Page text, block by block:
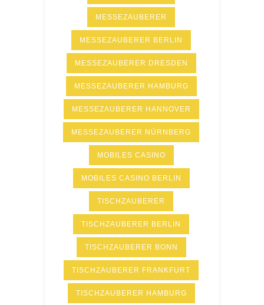
MESSEZAUBERER
MESSEZAUBERER BERLIN
MESSEZAUBERER DRESDEN
MESSEZAUBERER HAMBURG
MESSEZAUBERER HANNOVER
MESSEZAUBERER NÜRNBERG
MOBILES CASINO
MOBILES CASINO BERLIN
TISCHZAUBERER
TISCHZAUBERER BERLIN
TISCHZAUBERER BONN
TISCHZAUBERER FRANKFURT
TISCHZAUBERER HAMBURG